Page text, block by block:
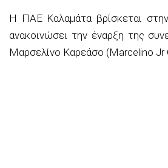
Η ΠΑΕ Καλαμάτα βρίσκεται
ανακοινώσει την έναρξη της
Μαρσελίνο Καρεάσο (Marcelino Jr